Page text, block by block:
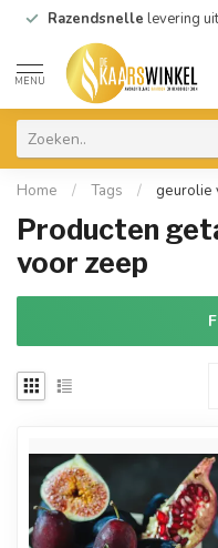
Razendsnelle levering
MENU
Home / Tags / geurolie
Producten
voor zeep